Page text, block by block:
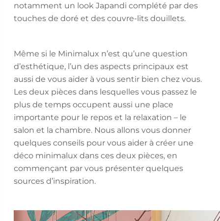
notamment un look Japandi complété par des
touches de doré et des couvre-lits douillets.
Même si le Minimalux n’est qu’une question
d’esthétique, l’un des aspects principaux est
aussi de vous aider à vous sentir bien chez vous.
Les deux pièces dans lesquelles vous passez le
plus de temps occupent aussi une place
importante pour le repos et la relaxation – le
salon et la chambre. Nous allons vous donner
quelques conseils pour vous aider à créer une
déco minimalux dans ces deux pièces, en
commençant par vous présenter quelques
sources d’inspiration.